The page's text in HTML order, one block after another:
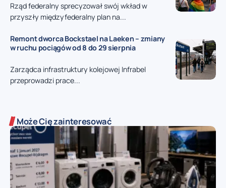
Rząd federalny sprecyzował swój wkład w
przyszły międzyfederalny plan na...
Remont dworca Bockstael na Laeken – zmiany
w ruchu pociągów od 8 do 29 sierpnia
Zarządca infrastruktury kolejowej Infrabel
przeprowadzi prace...
Może Cię zainteresować